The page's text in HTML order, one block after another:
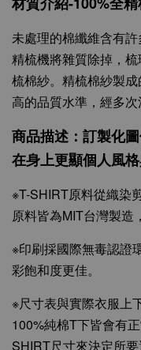
未處理的棉纖維含有
精梳機將雜質除掉，
梳棉紗。精梳棉紗製
高的品質水準，經多次
商品描述：訂製化
在身上更顯個人風格
※T-SHIRT原料從織染
原料皆為MIT台灣製造
※印刷採國際無毒認證
彩飽和度更佳。
※尺寸表與實際衣服上
100%純棉T下皆會有
SHIRT尺寸來決定所